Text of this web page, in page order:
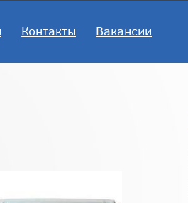
Контакты Вакансии